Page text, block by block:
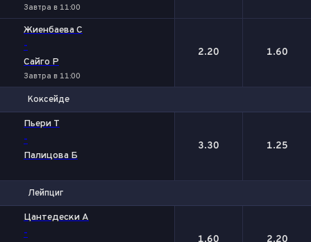
Завтра в 11:00
Жиенбаева C
-
Сайго Р
Завтра в 11:00
2.20 1.60
Коксейде
Пьери Т
-
Палицова Б
3.30 1.25
Лейпциг
Цантедески А
- 1.60 2.20